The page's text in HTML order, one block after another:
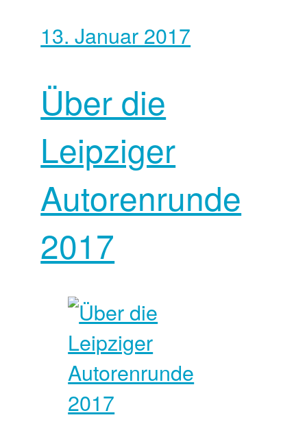
13. Januar 2017
Über die
Leipziger
Autorenrunde
2017